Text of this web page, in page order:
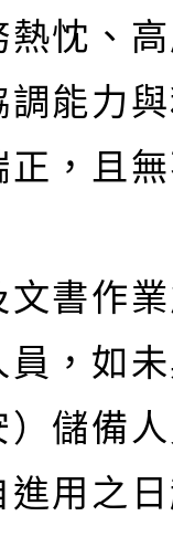
熱忱、
能力
正，且
文書作
員，如
儲備
用之